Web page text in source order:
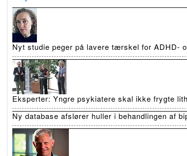
Nyt studie peger på lavere tærskel for ADHD-
Eksperter: Yngre psykiatere skal ikke frygte
Ny database afslører huller i behandlingen af